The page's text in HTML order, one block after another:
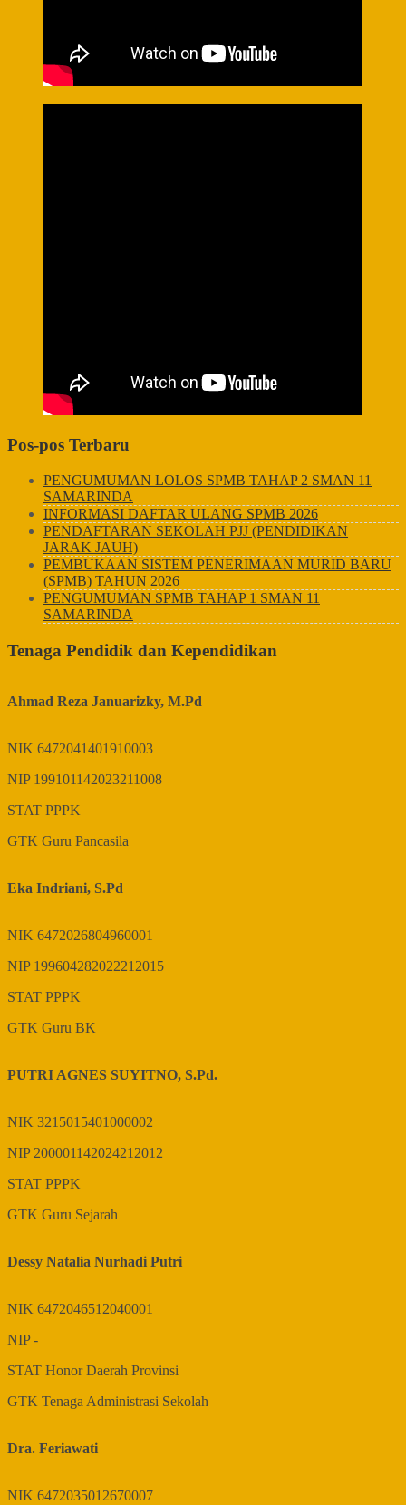
Pos-pos Terbaru
PENGUMUMAN LOLOS SPMB TAHAP 2 SMAN 11
SAMARINDA
INFORMASI DAFTAR ULANG SPMB 2026
PENDAFTARAN SEKOLAH PJJ (PENDIDIKAN
JARAK JAUH)
PEMBUKAAN SISTEM PENERIMAAN MURID BARU
(SPMB) TAHUN 2026
PENGUMUMAN SPMB TAHAP 1 SMAN 11
SAMARINDA
Tenaga Pendidik dan Kependidikan
Ahmad Reza Januarizky, M.Pd
NIK 6472041401910003
NIP 199101142023211008
STAT PPPK
GTK Guru Pancasila
Eka Indriani, S.Pd
NIK 6472026804960001
NIP 199604282022212015
STAT PPPK
GTK Guru BK
PUTRI AGNES SUYITNO, S.Pd.
NIK 3215015401000002
NIP200001142024212012
STAT PPPK
GTK Guru Sejarah
Dessy Natalia Nurhadi Putri
NIK 6472046512040001
NIP-
STAT Honor Daerah Provinsi
GTK Tenaga Administrasi Sekolah
Dra. Feriawati
NIK 6472035012670007